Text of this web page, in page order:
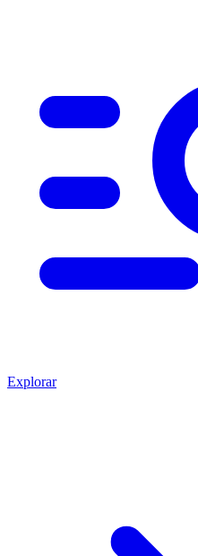
Explorar